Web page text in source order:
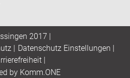
2017 |
| Datenschutz Einstellungen
|
by Komm.ONE